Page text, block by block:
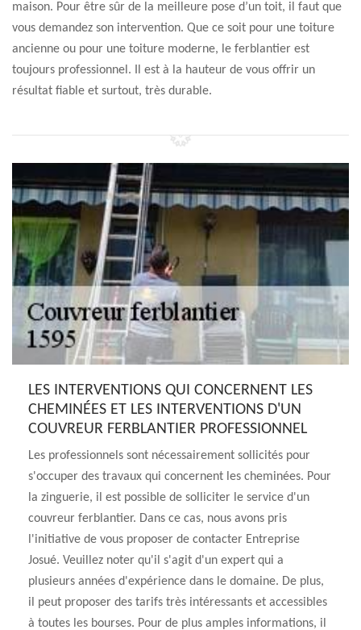
maison. Pour être sûr de la meilleure pose d’un toit, il faut que
vous demandez son intervention. Que ce soit pour une toiture
ancienne ou pour une toiture moderne, le ferblantier est
toujours professionnel. Il est à la hauteur de vous offrir un
résultat fiable et surtout, très durable.
LES INTERVENTIONS QUI CONCERNENT LES
CHEMINÉES ET LES INTERVENTIONS D'UN
COUVREUR FERBLANTIER PROFESSIONNEL
Les professionnels sont nécessairement sollicités pour
s'occuper des travaux qui concernent les cheminées. Pour
la zinguerie, il est possible de solliciter le service d'un
couvreur ferblantier. Dans ce cas, nous avons pris
l'initiative de vous proposer de contacter Entreprise
Josué. Veuillez noter qu'il s'agit d'un expert qui a
plusieurs années d'expérience dans le domaine. De plus,
il peut proposer des tarifs très intéressants et accessibles
à toutes les bourses. Pour de plus amples informations, il